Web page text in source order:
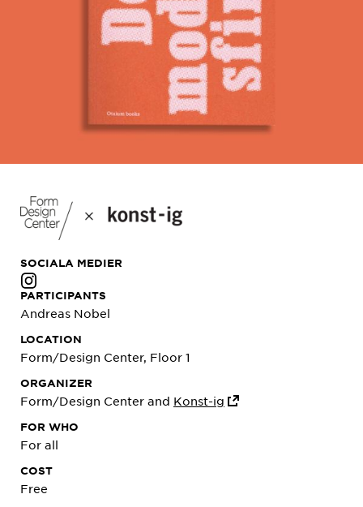
SOCIALA MEDIER
PARTICIPANTS
Andreas Nobel
LOCATION
Form/Design Center, Floor 1
ORGANIZER
Form/Design Center and Konst-ig
FOR WHO
For all
COST
Free